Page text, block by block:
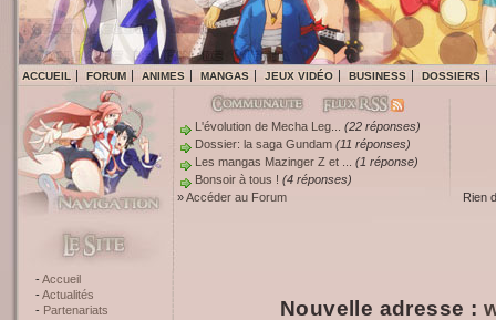
ACCUEIL FORUM ANIMES MANGAS JEUX VIDÉO BUSINESS DOSSIERS
L'évolution de Mecha Leg...
(22 réponses)
Dossier: la saga Gundam (11 réponses)
Les mangas Mazinger Z et ...
(1 réponse)
Bonsoir à tous ! (4 réponses)
»Accéder au Forum Rien
Accueil
Actualités
Partenariats
Nouvelle adresse :